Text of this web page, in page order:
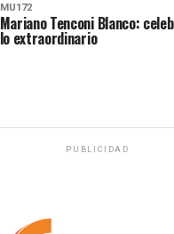
MU172
Mariano Tenconi Blanco:
lo extraordinario
PUBLICIDAD